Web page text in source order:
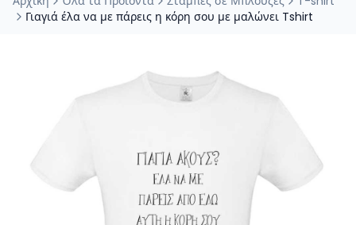
Γιαγιά έλα να με πάρεις η κόρη σου με μαλώνει Tshirt